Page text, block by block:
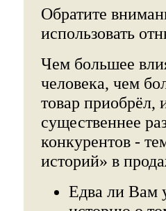
Обратите
использовать
Чем большее
человека, чем
товар приобрёл,
существеннее
конкурентов -
историй» в
Едва ли Вам